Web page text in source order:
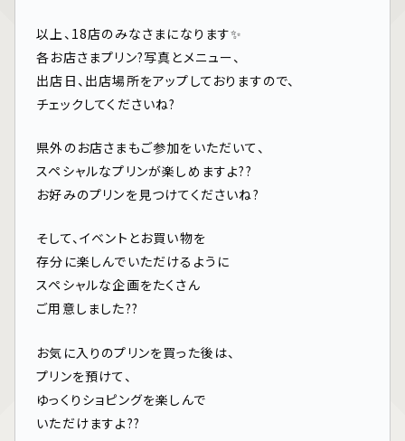
以上、18店のみなさまになります✨
各お店さまプリン?写真とメニュー、
出店日、出店場所をアップしておりますので、
チェックしてくださいね?
県外のお店さまもご参加をいただいて、
スペシャルなプリンが楽しめますよ??
お好みのプリンを見つけてくださいね?
そして、イベントとお買い物を
存分に楽しんでいただけるように
スペシャルな企画をたくさん
ご用意しました??
お気に入りのプリンを買った後は、
プリンを預けて、
ゆっくりショピングを楽しんで
いただけますよ??️